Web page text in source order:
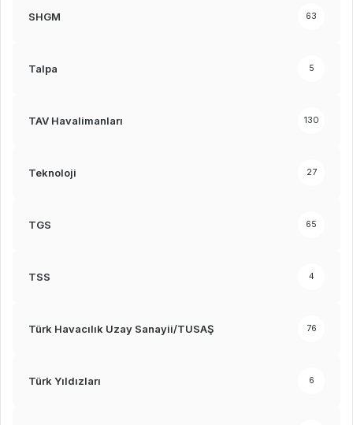
SHGM 63
Talpa 5
TAV Havalimanları 130
Teknoloji 27
TGS 65
TSS 4
Türk Havacılık Uzay Sanayii/TUSAŞ 76
Türk Yıldızları 6